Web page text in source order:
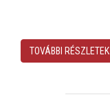
TOVÁBBI RÉSZLETEK